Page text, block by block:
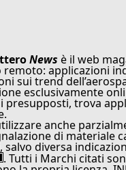
News è il web
applicazioni
sui trend
esclusivamente
trova
anche
di materiale
salvo diversa
. Tutti i Marchi citati